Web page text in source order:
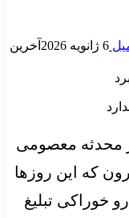
6 ژانویه 2026
آخرین
محدثه معصومی
که این روزها
خوراکی تبلیغ